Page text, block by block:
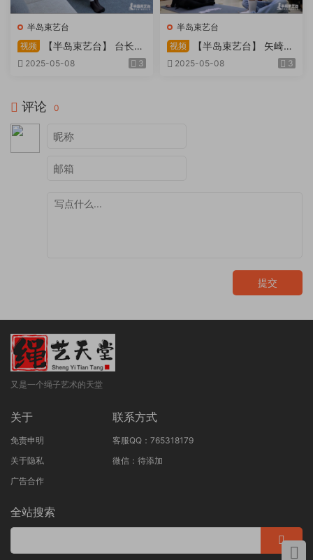
半岛束艺台
视频
【半岛束艺台】 台长不
在的时候
2025-05-08 3
半岛束艺台
视频
【半岛束艺台】 矢崎
泽爱 世界上运气最差的女孩
2025-05-08 3
评论 0
提交
又是一个绳子艺术的天堂
关于
免责申明
关于隐私
广告合作
联系方式
客服QQ：765318179
微信：待添加
全站搜索